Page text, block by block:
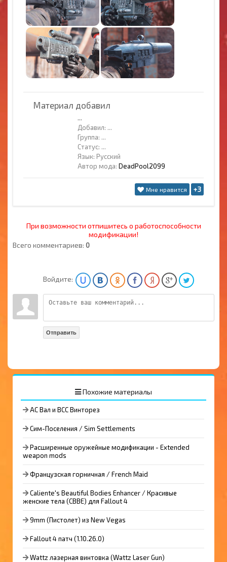
Материал добавил
...
Добавил: ...
Группа: ...
Статус: ...
Язык: Русский
Автор мода: DeadPool2099
Мне нравится +3
При возможности отпишитесь о работоспособности
модификации!
Всего комментариев: 0
Войдите:
Отправить
Похожие материалы
АС Вал и ВСС Винторез
Сим-Поселения / Sim Settlements
Расширенные оружейные модификации - Extended
weapon mods
Французская горничная / French Maid
Caliente's Beautiful Bodies Enhancer / Красивые
женские тела (CBBE) для Fallout 4
9mm (Пистолет) из New Vegas
Fallout 4 патч (1.10.26.0)
Wattz лазерная винтовка (Wattz Laser Gun)